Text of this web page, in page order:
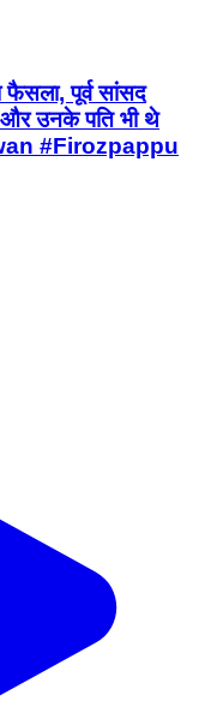
फैसला, पूर्व सांसद
और उनके पति भी थे
#Firozpappu